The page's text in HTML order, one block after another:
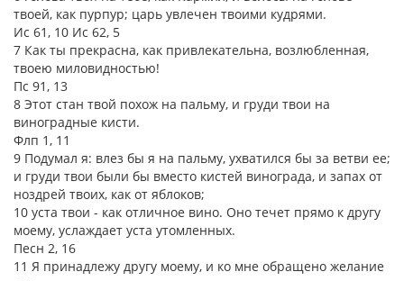
твоей, как пурпур; царь увлечен твоими кудрями.
Ис 61, 10 Ис 62, 5
7 Как ты прекрасна, как привлекательна, возлюбленная,
твоею миловидностью!
Пс 91, 13
8 Этот стан твой похож на пальму, и груди твои на
виноградные кисти.
Флп 1, 11
9 Подумал я: влез бы я на пальму, ухватился бы за ветви ее;
и груди твои были бы вместо кистей винограда, и запах от
ноздрей твоих, как от яблоков;
10 уста твои - как отличное вино. Оно течет прямо к другу
моему, услаждает уста утомленных.
Песн 2, 16
11 Я принадлежу другу моему, и ко мне обращено желание